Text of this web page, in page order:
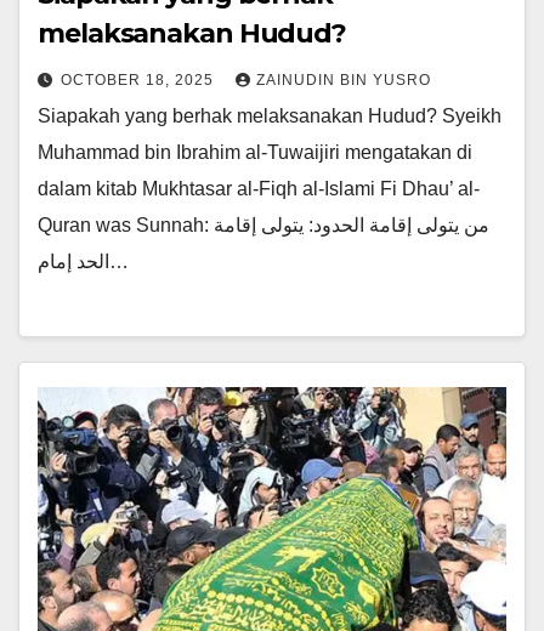
melaksanakan Hudud?
OCTOBER 18, 2025 ZAINUDIN BIN YUSRO
Siapakah yang berhak melaksanakan Hudud? Syeikh
Muhammad bin Ibrahim al-Tuwaijiri mengatakan di
dalam kitab Mukhtasar al-Fiqh al-Islami Fi Dhau’ al-
Quran was Sunnah: من يتولى إقامة الحدود: يتولى إقامة
الحد إمام…